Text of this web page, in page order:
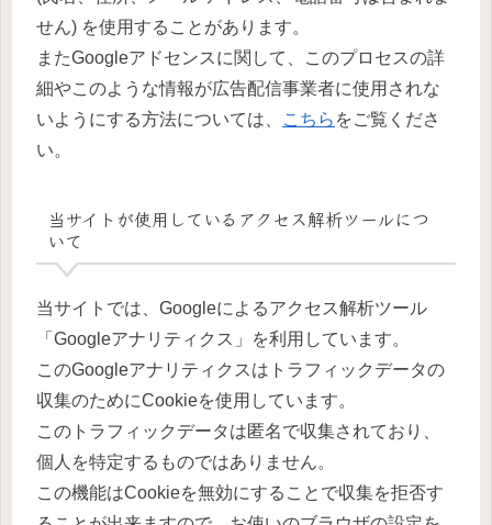
せん) を使用することがあります。
またGoogleアドセンスに関して、このプロセスの詳
細やこのような情報が広告配信事業者に使用されな
いようにする方法については、
こちら をご覧くださ
い。
当サイトが使用しているアクセス解析ツールにつ
いて
当サイトでは、Googleによるアクセス解析ツール
「Googleアナリティクス」を利用しています。
このGoogleアナリティクスはトラフィックデータの
収集のためにCookieを使用しています。
このトラフィックデータは匿名で収集されており、
個人を特定するものではありません。
この機能はCookieを無効にすることで収集を拒否す